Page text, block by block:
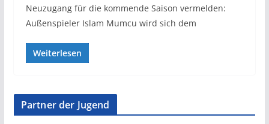
Neuzugang für die kommende Saison vermelden:
Außenspieler Islam Mumcu wird sich dem
Weiterlesen
Partner der Jugend